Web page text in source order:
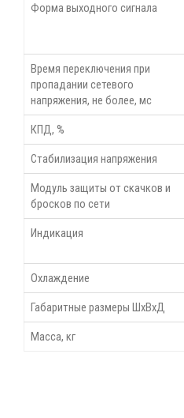
Форма выходного сигнала
Время переключения при
пропадании сетевого
напряжения, не более, мс
КПД, %
Стабилизация напряжения
Модуль защиты от скачков и
бросков по сети
Индикация
Охлаждение
Габаритные размеры ШхВхД
Масса, кг